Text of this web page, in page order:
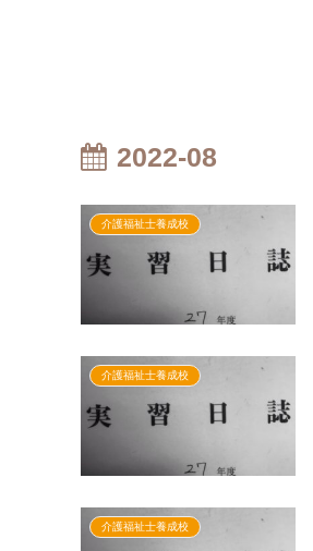
2022-08
介護福祉士養成校
介護福祉士養成校
介護福祉士養成校